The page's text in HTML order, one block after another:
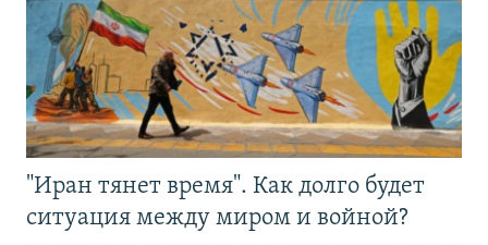
"Иран тянет время". Как долго будет
ситуация между миром и войной?